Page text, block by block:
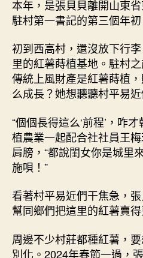
本年，是張貝貝離開山東
駐村第一書記的第三個年初
初到西高村，還沒放下行
里的紅薯蒔植基地。駐村
傳統上風財產是紅薯蒔植
么成長？她想聽聽村平易近
“個個長得這么‘前程’，咋
植農業一起配合社社員王
肩膀，“都說閨女你是城里
施唄！”
看著村平易近們干焦急，
幫同鄉們把這里的紅薯賣得
周邊不少村莊都種紅薯，
別化。2024年春節一過，